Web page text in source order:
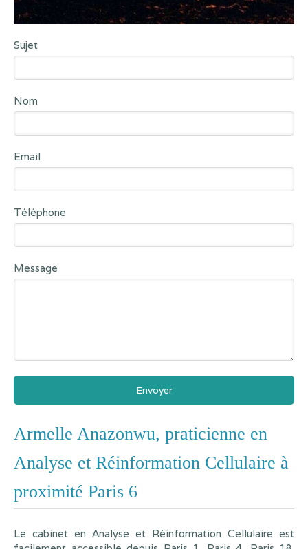
Sujet
Nom
Email
Téléphone
Message
Envoyer
Armelle Anazonwu, praticienne en
Analyse et Réinformation Cellulaire à
proximité Paris 6
Le cabinet en Analyse et Réinformation Cellulaire est